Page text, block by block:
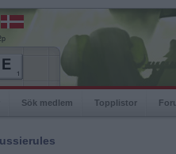
Sök medlem Topplistor